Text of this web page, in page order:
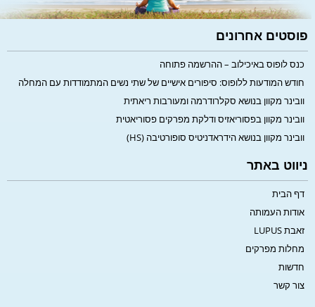
פוסטים אחרונים
כנס לופוס באיכילוב – ההרשמה פתוחה
חודש המודעות ללופוס: סיפורים אישיים של שתי נשים המתמודדות עם המחלה
וובינר מקוון בנושא סקלרודרמה ומעורבות ריאתית
וובינר מקוון בפסוריאזיס ודלקת מפרקים פסוריאטית
וובינר מקוון בנושא הידראדניטיס סופורטיבה (HS)
ניווט באתר
דף הבית
אודות העמותה
זאבת LUPUS
מחלות מפרקים
חדשות
צור קשר